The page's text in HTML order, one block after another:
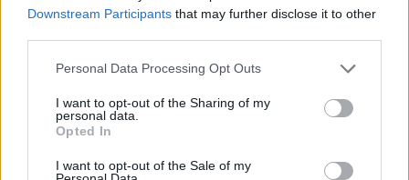
Downstream Participants that may further disclose it to other
Personal Data Processing Opt Outs
I want to opt-out of the Sharing of my
personal data.
Opted In
I want to opt-out of the Sale of my
Ciolacu, „mitraliat” în Parlament, la
învestirea noului Guvern. Orban: „N-am
Redacţia - joi, 15 iunie 2023